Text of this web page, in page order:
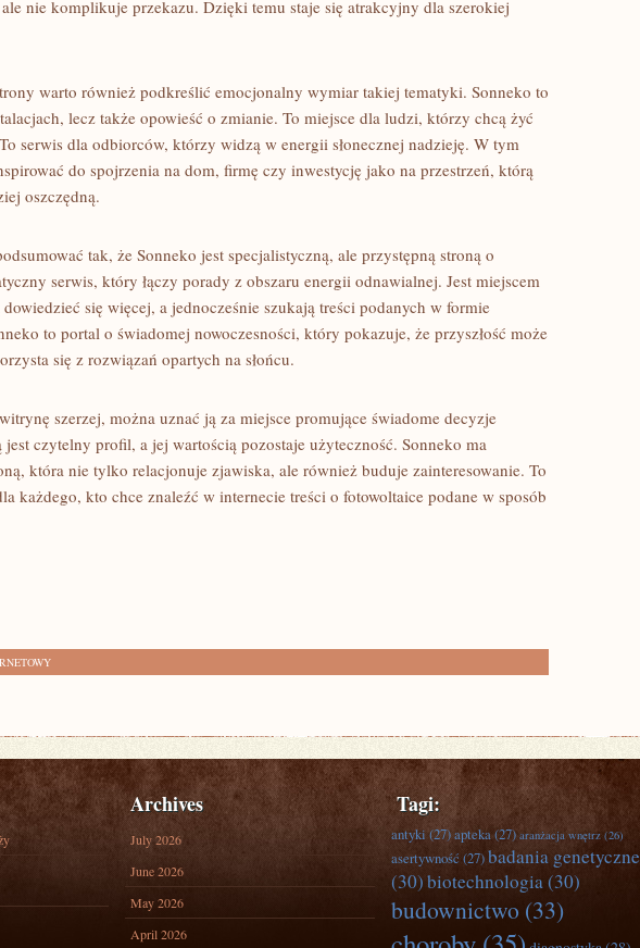
nie komplikuje przekazu. Dzięki temu staje się atrakcyjny dla szerokiej
warto również podkreślić emocjonalny wymiar takiej tematyki. Sonneko to
lecz także opowieść o zmianie. To miejsce dla ludzi, którzy chcą żyć
serwis dla odbiorców, którzy widzą w energii słonecznej nadzieję. W tym
do spojrzenia na dom, firmę czy inwestycję jako na przestrzeń, którą
oszczędną.
tak, że Sonneko jest specjalistyczną, ale przystępną stroną o
serwis, który łączy porady z obszaru energii odnawialnej. Jest miejscem
się więcej, a jednocześnie szukają treści podanych w formie
to portal o świadomej nowoczesności, który pokazuje, że przyszłość może
się z rozwiązań opartych na słońcu.
szerzej, można uznać ją za miejsce promujące świadome decyzje
jest czytelny profil, a jej wartością pozostaje użyteczność. Sonneko ma
która nie tylko relacjonuje zjawiska, ale również buduje zainteresowanie. To
każdego, kto chce znaleźć w internecie treści o fotowoltaice podane w sposób
Archives
July 2026
June 2026
May 2026
April 2026
Tagi:
antyki(27)apteka(27) aranżacja wnętrz (26)
asertywność (27)badania genetyczne
(30)biotechnologia(30)
budownictwo (33)